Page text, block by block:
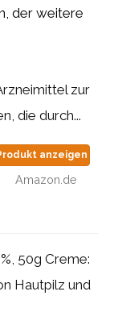
der weitere
zur
die durch...
anzeigen
Amazon.de
50g Creme:
Hautpilz und